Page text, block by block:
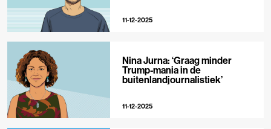
11-12-2025
Nina Jurna: ‘Graag minder
Trump-mania in de
buitenlandjournalistiek’
11-12-2025